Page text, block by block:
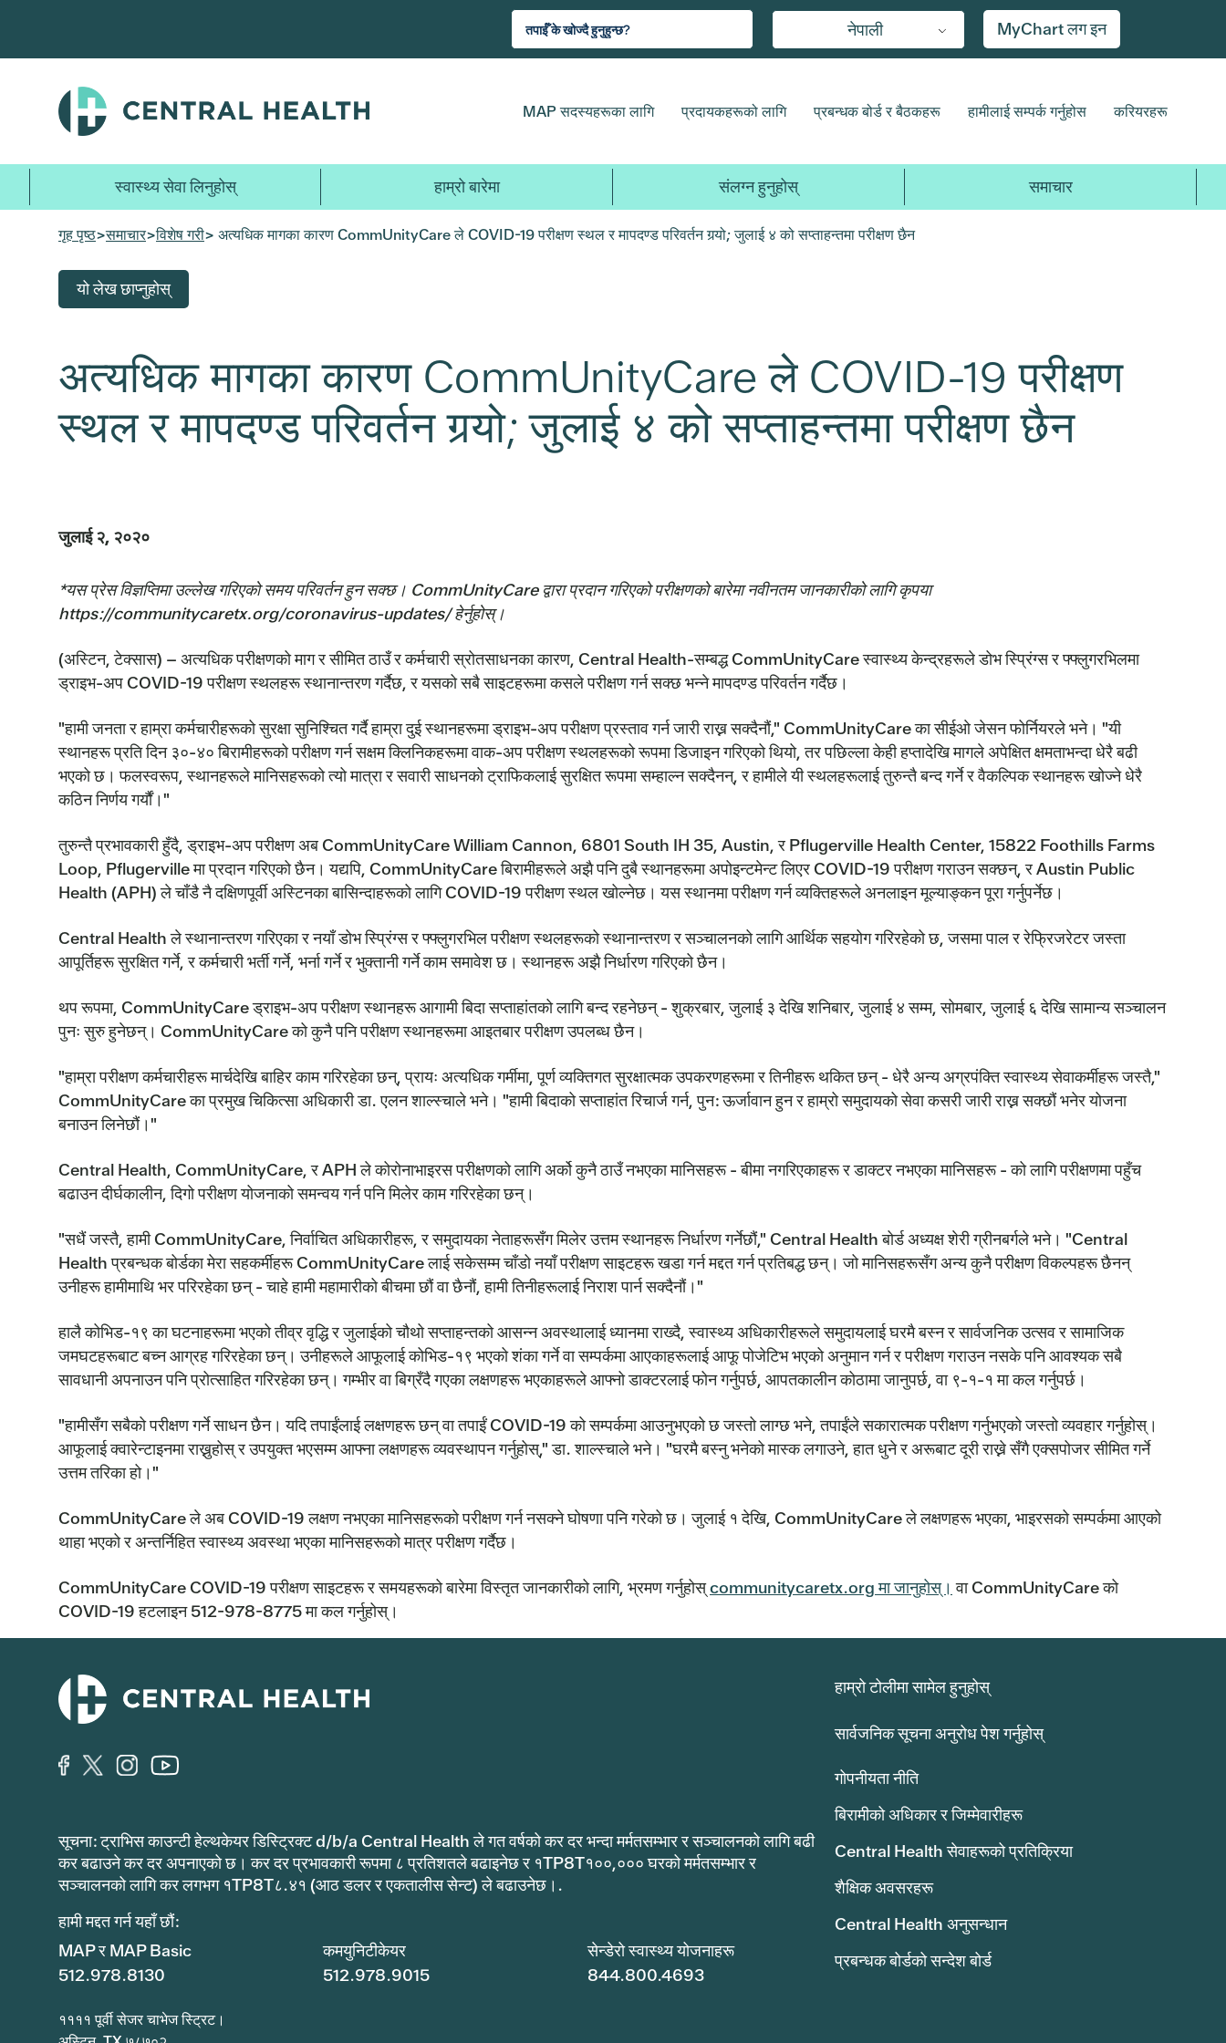
जानुहोस्
नेपाली MyChart लग इन
MAP सदस्यहरूका लागि प्रदायकहरूको लागि प्रबन्धक बोर्ड र बैठकहरू हामीलाई सम्पर्क गर्नुहोस करियरहरू
स्वास्थ्य सेवा लिनुहोस् हाम्रो बारेमा संलग्न हुनुहोस् समाचार
गृह पृष्ठ>समाचार>विशेष गरी> अत्यधिक मागका कारण CommUnityCare ले COVID-19 परीक्षण स्थल र मापदण्ड परिवर्तन गर्‍यो; जुलाई ४ को सप्ताहन्तमा परीक्षण छैन
यो लेख छाप्नुहोस्
अत्यधिक मागका कारण CommUnityCare ले COVID-19 परीक्षण
स्थल र मापदण्ड परिवर्तन गर्‍यो; जुलाई ४ को सप्ताहन्तमा परीक्षण छैन
जुलाई २, २०२०
*यस प्रेस विज्ञप्तिमा उल्लेख गरिएको समय परिवर्तन हुन सक्छ। CommUnityCare द्वारा प्रदान गरिएको परीक्षणको बारेमा नवीनतम जानकारीको लागि कृपया
https://communitycaretx.org/coronavirus-updates/ हेर्नुहोस्।
(अस्टिन, टेक्सास) – अत्यधिक परीक्षणको माग र सीमित ठाउँ र कर्मचारी स्रोतसाधनका कारण, Central Health-सम्बद्ध CommUnityCare स्वास्थ्य केन्द्रहरूले डोभ स्प्रिंग्स र फ्फ्लुगरभिलमा
ड्राइभ-अप COVID-19 परीक्षण स्थलहरू स्थानान्तरण गर्दैछ, र यसको सबै साइटहरूमा कसले परीक्षण गर्न सक्छ भन्ने मापदण्ड परिवर्तन गर्दैछ।
"हामी जनता र हाम्रा कर्मचारीहरूको सुरक्षा सुनिश्चित गर्दै हाम्रा दुई स्थानहरूमा ड्राइभ-अप परीक्षण प्रस्ताव गर्न जारी राख्न सक्दैनौं," CommUnityCare का सीईओ जेसन फोर्नियरले भने। "यी
स्थानहरू प्रति दिन ३०-४० बिरामीहरूको परीक्षण गर्न सक्षम क्लिनिकहरूमा वाक-अप परीक्षण स्थलहरूको रूपमा डिजाइन गरिएको थियो, तर पछिल्ला केही हप्तादेखि मागले अपेक्षित क्षमताभन्दा धेरै बढी
भएको छ। फलस्वरूप, स्थानहरूले मानिसहरूको त्यो मात्रा र सवारी साधनको ट्राफिकलाई सुरक्षित रूपमा सम्हाल्न सक्दैनन्, र हामीले यी स्थलहरूलाई तुरुन्तै बन्द गर्ने र वैकल्पिक स्थानहरू खोज्ने धेरै
कठिन निर्णय गर्यौं।"
तुरुन्तै प्रभावकारी हुँदै, ड्राइभ-अप परीक्षण अब CommUnityCare William Cannon, 6801 South IH 35, Austin, र Pflugerville Health Center, 15822 Foothills Farms
Loop, Pflugerville मा प्रदान गरिएको छैन। यद्यपि, CommUnityCare बिरामीहरूले अझै पनि दुबै स्थानहरूमा अपोइन्टमेन्ट लिएर COVID-19 परीक्षण गराउन सक्छन्, र Austin Public
Health (APH) ले चाँडै नै दक्षिणपूर्वी अस्टिनका बासिन्दाहरूको लागि COVID-19 परीक्षण स्थल खोल्नेछ। यस स्थानमा परीक्षण गर्न व्यक्तिहरूले अनलाइन मूल्याङ्कन पूरा गर्नुपर्नेछ।
Central Health ले स्थानान्तरण गरिएका र नयाँ डोभ स्प्रिंग्स र फ्फ्लुगरभिल परीक्षण स्थलहरूको स्थानान्तरण र सञ्चालनको लागि आर्थिक सहयोग गरिरहेको छ, जसमा पाल र रेफ्रिजरेटर जस्ता
आपूर्तिहरू सुरक्षित गर्ने, र कर्मचारी भर्ती गर्ने, भर्ना गर्ने र भुक्तानी गर्ने काम समावेश छ। स्थानहरू अझै निर्धारण गरिएको छैन।
थप रूपमा, CommUnityCare ड्राइभ-अप परीक्षण स्थानहरू आगामी बिदा सप्ताहांतको लागि बन्द रहनेछन् - शुक्रबार, जुलाई ३ देखि शनिबार, जुलाई ४ सम्म, सोमबार, जुलाई ६ देखि सामान्य सञ्चालन
पुनः सुरु हुनेछन्। CommUnityCare को कुनै पनि परीक्षण स्थानहरूमा आइतबार परीक्षण उपलब्ध छैन।
"हाम्रा परीक्षण कर्मचारीहरू मार्चदेखि बाहिर काम गरिरहेका छन्, प्रायः अत्यधिक गर्मीमा, पूर्ण व्यक्तिगत सुरक्षात्मक उपकरणहरूमा र तिनीहरू थकित छन् - धेरै अन्य अग्रपंक्ति स्वास्थ्य सेवाकर्मीहरू जस्तै,"
CommUnityCare का प्रमुख चिकित्सा अधिकारी डा. एलन शाल्स्चाले भने। "हामी बिदाको सप्ताहांत रिचार्ज गर्न, पुन: ऊर्जावान हुन र हाम्रो समुदायको सेवा कसरी जारी राख्न सक्छौं भनेर योजना
बनाउन लिनेछौं।"
Central Health, CommUnityCare, र APH ले कोरोनाभाइरस परीक्षणको लागि अर्को कुनै ठाउँ नभएका मानिसहरू - बीमा नगरिएकाहरू र डाक्टर नभएका मानिसहरू - को लागि परीक्षणमा पहुँच
बढाउन दीर्घकालीन, दिगो परीक्षण योजनाको समन्वय गर्न पनि मिलेर काम गरिरहेका छन्।
"सधैं जस्तै, हामी CommUnityCare, निर्वाचित अधिकारीहरू, र समुदायका नेताहरूसँग मिलेर उत्तम स्थानहरू निर्धारण गर्नेछौं," Central Health बोर्ड अध्यक्ष शेरी ग्रीनबर्गले भने। "Central
Health प्रबन्धक बोर्डका मेरा सहकर्मीहरू CommUnityCare लाई सकेसम्म चाँडो नयाँ परीक्षण साइटहरू खडा गर्न मद्दत गर्न प्रतिबद्ध छन्। जो मानिसहरूसँग अन्य कुनै परीक्षण विकल्पहरू छैनन्
उनीहरू हामीमाथि भर परिरहेका छन् - चाहे हामी महामारीको बीचमा छौं वा छैनौं, हामी तिनीहरूलाई निराश पार्न सक्दैनौं।"
हालै कोभिड-१९ का घटनाहरूमा भएको तीव्र वृद्धि र जुलाईको चौथो सप्ताहन्तको आसन्न अवस्थालाई ध्यानमा राख्दै, स्वास्थ्य अधिकारीहरूले समुदायलाई घरमै बस्न र सार्वजनिक उत्सव र सामाजिक
जमघटहरूबाट बच्न आग्रह गरिरहेका छन्। उनीहरूले आफूलाई कोभिड-१९ भएको शंका गर्ने वा सम्पर्कमा आएकाहरूलाई आफू पोजेटिभ भएको अनुमान गर्न र परीक्षण गराउन नसके पनि आवश्यक सबै
सावधानी अपनाउन पनि प्रोत्साहित गरिरहेका छन्। गम्भीर वा बिग्रँदै गएका लक्षणहरू भएकाहरूले आफ्नो डाक्टरलाई फोन गर्नुपर्छ, आपतकालीन कोठामा जानुपर्छ, वा ९-१-१ मा कल गर्नुपर्छ।
"हामीसँग सबैको परीक्षण गर्ने साधन छैन। यदि तपाईंलाई लक्षणहरू छन् वा तपाईं COVID-19 को सम्पर्कमा आउनुभएको छ जस्तो लाग्छ भने, तपाईंले सकारात्मक परीक्षण गर्नुभएको जस्तो व्यवहार गर्नुहोस्।
आफूलाई क्वारेन्टाइनमा राख्नुहोस् र उपयुक्त भएसम्म आफ्ना लक्षणहरू व्यवस्थापन गर्नुहोस्," डा. शाल्स्चाले भने। "घरमै बस्नु भनेको मास्क लगाउने, हात धुने र अरूबाट दूरी राख्ने सँगै एक्सपोजर सीमित गर्ने
उत्तम तरिका हो।"
CommUnityCare ले अब COVID-19 लक्षण नभएका मानिसहरूको परीक्षण गर्न नसक्ने घोषणा पनि गरेको छ। जुलाई १ देखि, CommUnityCare ले लक्षणहरू भएका, भाइरसको सम्पर्कमा आएको
थाहा भएको र अन्तर्निहित स्वास्थ्य अवस्था भएका मानिसहरूको मात्र परीक्षण गर्दैछ।
CommUnityCare COVID-19 परीक्षण साइटहरू र समयहरूको बारेमा विस्तृत जानकारीको लागि, भ्रमण गर्नुहोस्communitycaretx.org मा जानुहोस्। वा CommUnityCare को
COVID-19 हटलाइन 512-978-8775 मा कल गर्नुहोस्।
सूचना: ट्राभिस काउन्टी हेल्थकेयर डिस्ट्रिक्ट d/b/a Central Health ले गत वर्षको कर दर भन्दा मर्मतसम्भार र सञ्चालनको लागि बढी
कर बढाउने कर दर अपनाएको छ। कर दर प्रभावकारी रूपमा ८ प्रतिशतले बढाइनेछ र १TP8T१००,००० घरको मर्मतसम्भार र
सञ्चालनको लागि कर लगभग १TP8T८.४१ (आठ डलर र एकतालीस सेन्ट) ले बढाउनेछ।.
हामी मद्दत गर्न यहाँ छौं:
MAP र MAP Basic
512.978.8130
कमयुनिटीकेयर
512.978.9015
सेन्डेरो स्वास्थ्य योजनाहरू
844.800.4693
११११ पूर्वी सेजर चाभेज स्ट्रिट।
हाम्रो टोलीमा सामेल हुनुहोस्
सार्वजनिक सूचना अनुरोध पेश गर्नुहोस्
गोपनीयता नीति
बिरामीको अधिकार र जिम्मेवारीहरू
Central Health सेवाहरूको प्रतिक्रिया
शैक्षिक अवसरहरू
Central Health अनुसन्धान
प्रबन्धक बोर्डको सन्देश बोर्ड